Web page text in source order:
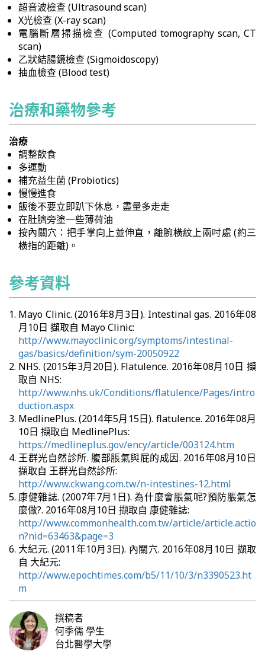
超音波檢查 (Ultrasound scan)
X光檢查 (X-ray scan)
電腦斷層掃描檢查 (Computed tomography scan, CT
scan)
乙狀結腸鏡檢查 (Sigmoidoscopy)
抽血檢查 (Blood test)
治療和藥物參考
治療
調整飲食
多運動
補充益生菌 (Probiotics)
慢慢進食
飯後不要立即趴下休息，盡量多走走
在肚臍旁塗一些薄荷油
按內關穴：把手掌向上並伸直，離腕橫紋上兩吋處 (約三
橫指的距離)。
參考資料
Mayo Clinic. (2016年8月3日). Intestinal gas. 2016年08
月10日 擷取自 Mayo Clinic:
http://www.mayoclinic.org/symptoms/intestinal-
gas/basics/definition/sym-20050922
NHS. (2015年3月20日). Flatulence. 2016年08月10日 擷
取自 NHS:
http://www.nhs.uk/Conditions/flatulence/Pages/intro
duction.aspx
MedlinePlus. (2014年5月15日). flatulence. 2016年08月
10日 擷取自 MedlinePlus:
https://medlineplus.gov/ency/article/003124.htm
王群光自然診所. 腹部脹氣與屁的成因. 2016年08月10日
擷取自 王群光自然診所:
http://www.ckwang.com.tw/n-intestines-12.html
康健雜誌. (2007年7月1日). 為什麼會脹氣呢?預防脹氣怎
麼做?. 2016年08月10日 擷取自 康健雜誌:
http://www.commonhealth.com.tw/article/article.actio
n?nid=63463&page=3
大紀元. (2011年10月3日). 內關穴. 2016年08月10日 擷取
自 大紀元:
http://www.epochtimes.com/b5/11/10/3/n3390523.ht
m
撰稿者
何季儒學生
台北醫學大學